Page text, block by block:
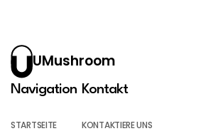
UMushroom
Navigation
STARTSEITE
Kontakt
KONTAKTIERE UNS